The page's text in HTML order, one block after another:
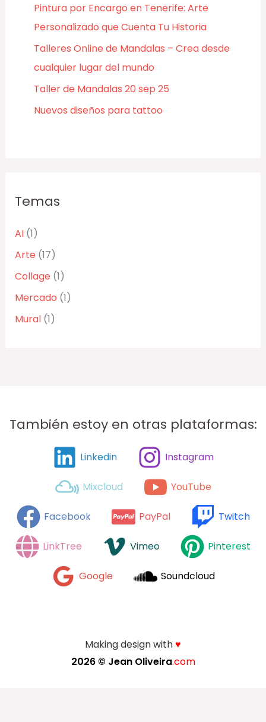
Pintura por Encargo en Tenerife: Arte
Personalizado que Cuenta Tu Historia
Talleres Online de Mandalas – Crea desde
cualquier lugar del mundo
Taller de Mandalas 20 sep 25
Nuevos diseños para tattoo
Temas
AI(1)
Arte (17)
Collage (1)
Mercado (1)
Mural(1)
También estoy en otras plataformas:
Linkedin Instagram
Mixcloud YouTube
Facebook PayPal Twitch
LinkTree Vimeo Pinterest
Google Soundcloud
Making design with♥
2026 © Jean Oliveira.com